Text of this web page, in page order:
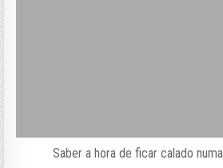
Saber a hora de ficar calado